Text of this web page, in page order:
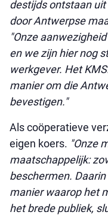
destijds ontstaan uit
door Antwerpse
"Onze
en we zijn hier nog
werkgever. Het
manier om die
bevestigen."
Als coöperatieve
eigen koers. "Onze
maatschappelijk:
beschermen.
manier waarop het
het brede publiek,